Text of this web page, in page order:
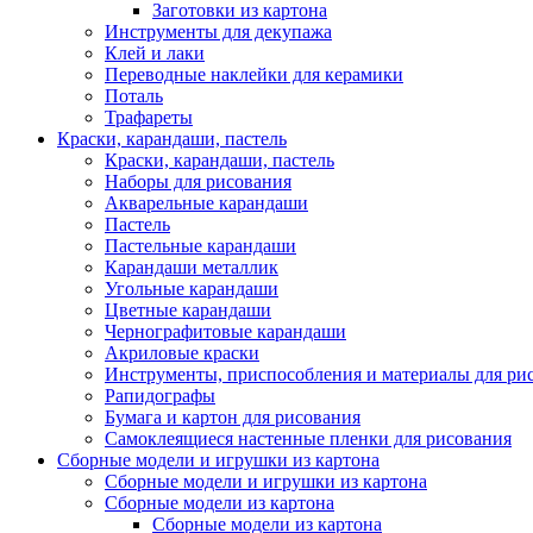
Заготовки из картона
Инструменты для декупажа
Клей и лаки
Переводные наклейки для керамики
Поталь
Трафареты
Краски, карандаши, пастель
Краски, карандаши, пастель
Наборы для рисования
Акварельные карандаши
Пастель
Пастельные карандаши
Карандаши металлик
Угольные карандаши
Цветные карандаши
Чернографитовые карандаши
Акриловые краски
Инструменты, приспособления и материалы для
Рапидографы
Бумага и картон для рисования
Самоклеящиеся настенные пленки для рисования
Сборные модели и игрушки из картона
Сборные модели и игрушки из картона
Сборные модели из картона
Сборные модели из картона